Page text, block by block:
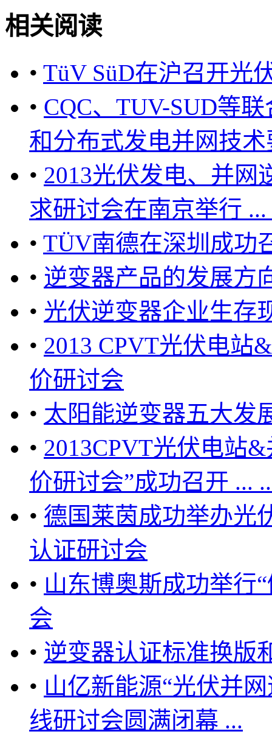
相关阅读
• TüV SüD在沪召开光
• CQC、TUV-SUD等
和分布式发电并网技
• 2013光伏发电、并网
求研讨会在南京举行 ...
• TÜV南德在深圳成功
• 逆变器产品的发展方
• 光伏逆变器企业生存
• 2013 CPVT光伏电站
价研讨会
• 太阳能逆变器五大发
• 2013CPVT光伏电站
价研讨会”成功召开 ...
• 德国莱茵成功举办光
认证研讨会
• 山东博奥斯成功举行
会
• 逆变器认证标准换版
• 山亿新能源“光伏并
线研讨会圆满闭幕 ...